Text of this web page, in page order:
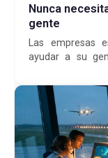
Nunca
gente
Las empresas
ayudar a su